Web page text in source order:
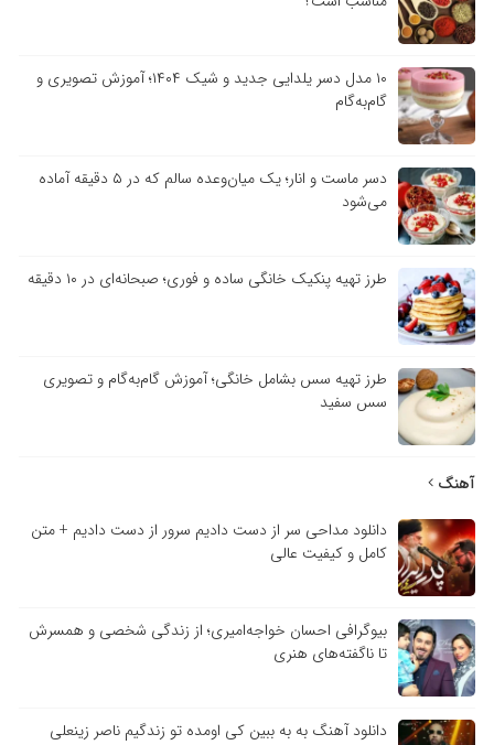
۱۰ مدل دسر یلدایی جدید و شیک ۱۴۰۴؛ آموزش تصویری و
گام‌به‌گام
دسر ماست و انار؛ یک میان‌وعده سالم که در ۵ دقیقه آماده
می‌شود
طرز تهیه پنکیک خانگی ساده و فوری؛ صبحانه‌ای در ۱۰ دقیقه
طرز تهیه سس بشامل خانگی؛ آموزش گام‌به‌گام و تصویری
سس سفید
آهنگ
دانلود مداحی سر از دست دادیم سرور از دست دادیم + متن
کامل و کیفیت عالی
بیوگرافی احسان خواجه‌امیری؛ از زندگی شخصی و همسرش
تا ناگفته‌های هنری
دانلود آهنگ به به ببین کی اومده تو زندگیم ناصر زینعلی